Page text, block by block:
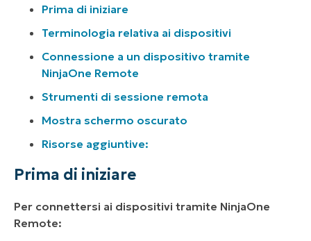
Prima di iniziare
Terminologia relativa ai dispositivi
Connessione a un dispositivo tramite
NinjaOne Remote
Strumenti di sessione remota
Mostra schermo oscurato
Risorse aggiuntive:
Prima di iniziare
Per connettersi ai dispositivi tramite NinjaOne
Remote: